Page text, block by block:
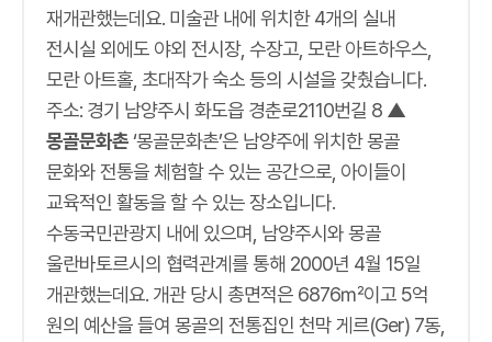
재개관했는데요. 미술관 내에 위치한 4개의 실내
전시실 외에도 야외 전시장, 수장고, 모란 아트하우스,
모란 아트홀, 초대작가 숙소 등의 시설을 갖췄습니다.
주소: 경기 남양주시 화도읍 경춘로2110번길 8 ▲
몽골문화촌‘몽골문화촌’은 남양주에 위치한 몽골
문화와 전통을 체험할 수 있는 공간으로, 아이들이
교육적인 활동을 할 수 있는 장소입니다.
수동국민관광지 내에 있으며, 남양주시와 몽골
울란바토르시의 협력관계를 통해 2000년 4월 15일
개관했는데요. 개관 당시 총면적은 6876㎡이고 5억
원의 예산을 들여 몽골의 전통집인 천막 게르(Ger) 7동,